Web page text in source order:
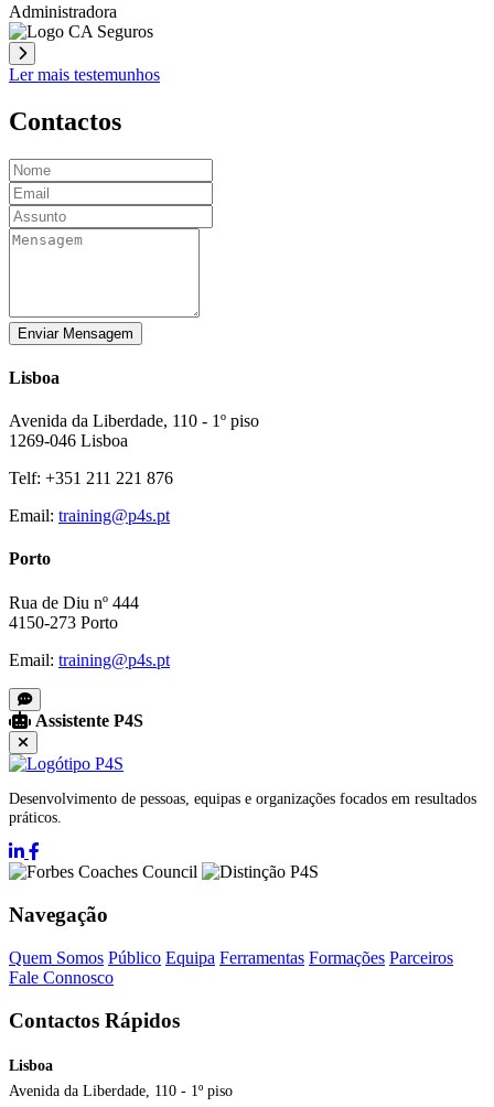
Administradora
Ler mais testemunhos
Contactos
Enviar Mensagem
Lisboa
Avenida da Liberdade, 110 - 1º piso
1269-046 Lisboa
Telf: +351 211 221 876
Email: training@p4s.pt
Porto
Rua de Diu nº 444
4150-273 Porto
Email: training@p4s.pt
Assistente P4S
Desenvolvimento de pessoas, equipas e organizações focados em resultados
práticos.
Navegação
Quem Somos Público Equipa Ferramentas Formações Parceiros
Fale Connosco
Contactos Rápidos
Lisboa
Avenida da Liberdade, 110 - 1º piso